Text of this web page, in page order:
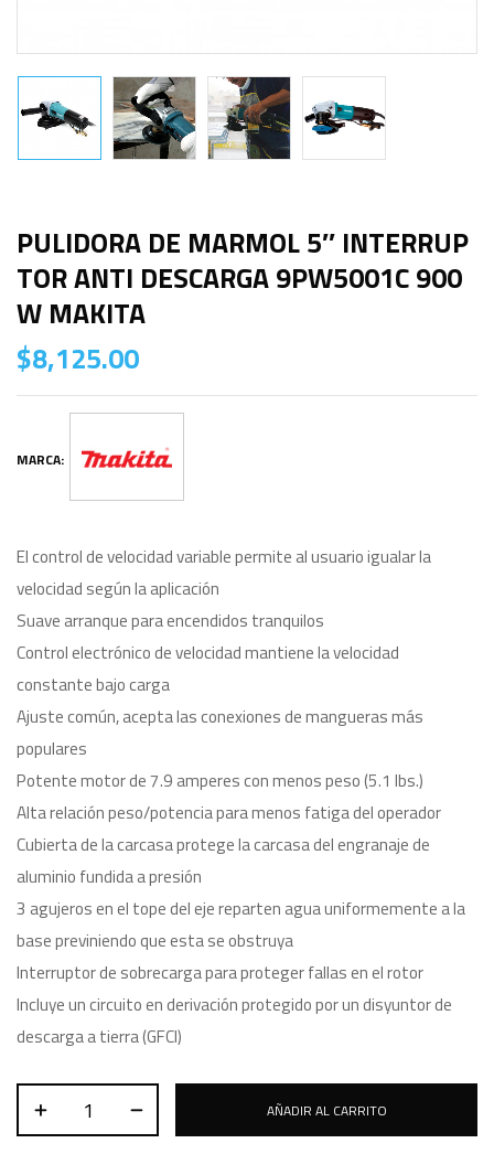
PULIDORA DE MARMOL 5″ INTERRUP
TOR ANTI DESCARGA 9PW5001C 900
W MAKITA
$8,125.00
MARCA:
El control de velocidad variable permite al usuario igualar la
velocidad según la aplicación
Suave arranque para encendidos tranquilos
Control electrónico de velocidad mantiene la velocidad
constante bajo carga
Ajuste común, acepta las conexiones de mangueras más
populares
Potente motor de 7.9 amperes con menos peso (5.1 lbs.)
Alta relación peso/potencia para menos fatiga del operador
Cubierta de la carcasa protege la carcasa del engranaje de
aluminio fundida a presión
3 agujeros en el tope del eje reparten agua uniformemente a la
base previniendo que esta se obstruya
Interruptor de sobrecarga para proteger fallas en el rotor
Incluye un circuito en derivación protegido por un disyuntor de
descarga a tierra (GFCI)
AÑADIR AL CARRITO